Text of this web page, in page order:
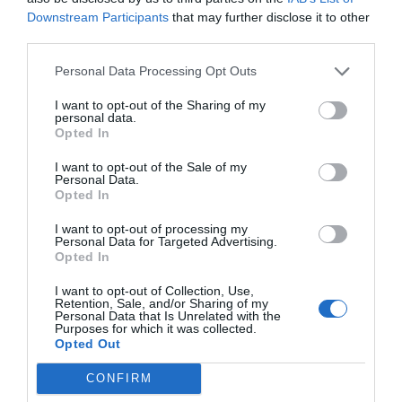
Downstream Participants that may further disclose it to other
Personal Data Processing Opt Outs
I want to opt-out of the Sharing of my
personal data.
Opted In
I want to opt-out of the Sale of my
Personal Data.
Opted In
I want to opt-out of processing my
Personal Data for Targeted Advertising.
Opted In
I want to opt-out of Collection, Use,
Retention, Sale, and/or Sharing of my
Personal Data that Is Unrelated with the
Purposes for which it was collected.
Opted Out
CONFIRM
A VÁROSNAK KOMPAKTNAK,
POLICENTRIKUSNAK, KÖNNYEN
VALAMINT RENDELKEZNIE KELL
MINŐSÉGI KÖZTERÜLETEKKEL.
A környezetbarát városrendezést hivatott
elősegíteni az intézeten belül kifejlesztett
Ekoindex, amely segít értékelni a városi
lehetséges felhasználási módjának
értékelésével.
A folyamat során nem elképzelhetetlen, hogy
egy adott terület fő funkciója teljesen
megváltozik. A tervezési folyamatra azonban
a közvéleménynek is lesz hatása: „Azt